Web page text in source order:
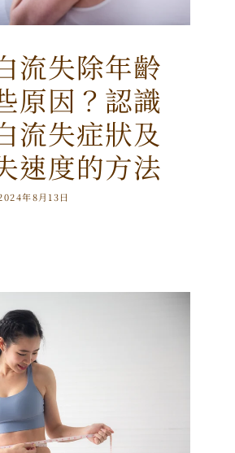
流失除年齡
原因？認識
流失症狀及
速度的方法
年8月13日